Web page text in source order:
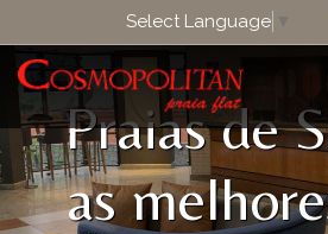
Select Language ▼
Praias de
as